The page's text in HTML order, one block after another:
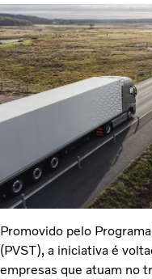
Promovido pelo
(PVST), a iniciativa é
empresas que atuam no